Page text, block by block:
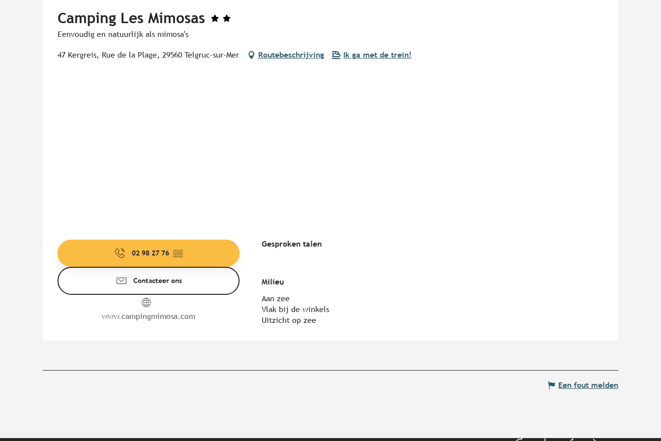
Camping Les Mimosas
Eenvoudig en natuurlijk als mimosa's
47 Kergreis, Rue de la Plage, 29560 Telgruc-sur-Mer Routebeschrijving Ik ga met de trein!
02 98 27 76 ▒▒
Contacteer ons
www.campingmimosa.com
Gesproken talen
Gesproken talen
Milieu
Milieu
Aan zee
Vlak bij de winkels
Uitzicht op zee
Een fout melden